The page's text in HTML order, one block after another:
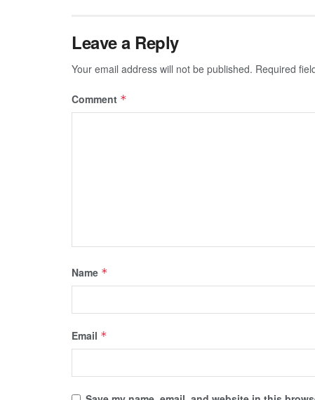
Leave a Reply
Your email address will not be published. Required
Comment *
Name *
Email *